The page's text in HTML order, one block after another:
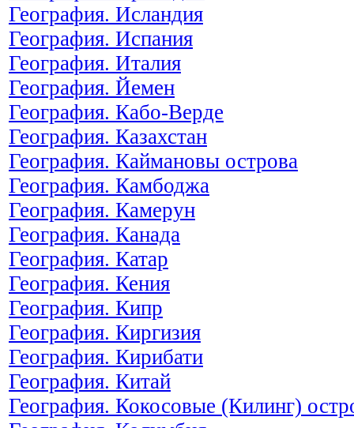
География. Исландия
География. Испания
География. Италия
География. Йемен
География. Кабо-Верде
География. Казахстан
География. Каймановы острова
География. Камбоджа
География. Камерун
География. Канада
География. Катар
География. Кения
География. Кипр
География. Киргизия
География. Кирибати
География. Китай
География. Кокосовые (Килинг)